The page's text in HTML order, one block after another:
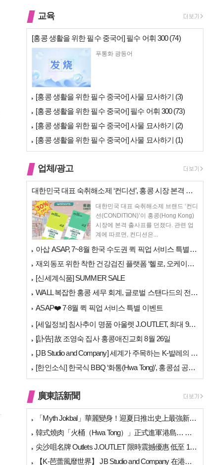
교육
[홍콩 생활을 위한 필수 중국어] 필수 어휘 300 (74)
푸통화 광동어
[홍콩 생활을 위한 필수 중국어] 사물 묘사하기 (3)
[홍콩 생활을 위한 필수 중국어] 필수 어휘 300 (73)
[홍콩 생활을 위한 필수 중국어] 사물 묘사하기 (2)
[홍콩 생활을 위한 필수 중국어] 사물 묘사하기 (1)
업체/광고
대한민국 대표 숙취해소제 ‘컨디션’, 홍콩 시장 본격 상륙… 왓슨스 입점…
대한민국 대표 숙취해소제 브랜드 ‘컨디
션(CONDITION)’이 홍콩(Hong Kong)
시장에 본격 출사표를 던졌다. 관련 업
계에 따르면, 컨디션은...
아삽 ASAP, 7~8월 한국 수도권 퀵 픽업 서비스 특별 프로모션 실시
재외동포 위한 착한 건강검진 플랫폼 ‘헬로, 오케이검진’ 서비스 개시
[신세계식품] SUMMER SALE
WALL 복잡한 홍콩 세무 회계, 글로벌 스탠다드의 전문가들이 답을 드립…
ASAP❤️ 7·8월 퀵 픽업 서비스 특별 이벤트
[세일정보] 침사추이 명품 아울렛 J.OUTLET, 최대 90% 빅 세일…
[訃告] 故 조영숙 집사 홍콩애진교회 8월 26일
[JB Studio and Company] 세계가 주목하는 K-발레의 비…
[한인소식] 한국식 BBQ ‘화통(Hwa Tong)’, 홍콩섬 공략 본격…
廣東話新聞
「Myth Jokbal」華麗變身！迎夏日推出史上最強新菜式陣容
韓式燒肉「火桶（Hwa Tong）」正式進軍港島… 上環、銅鑼灣新店相繼開幕
尖沙咀名牌 Outlets J.OUTLET 限時震撼優惠 低至 1 折（高達 …
【K-芭蕾風靡世界】 JB Studio and Company 在港開幕 引進…